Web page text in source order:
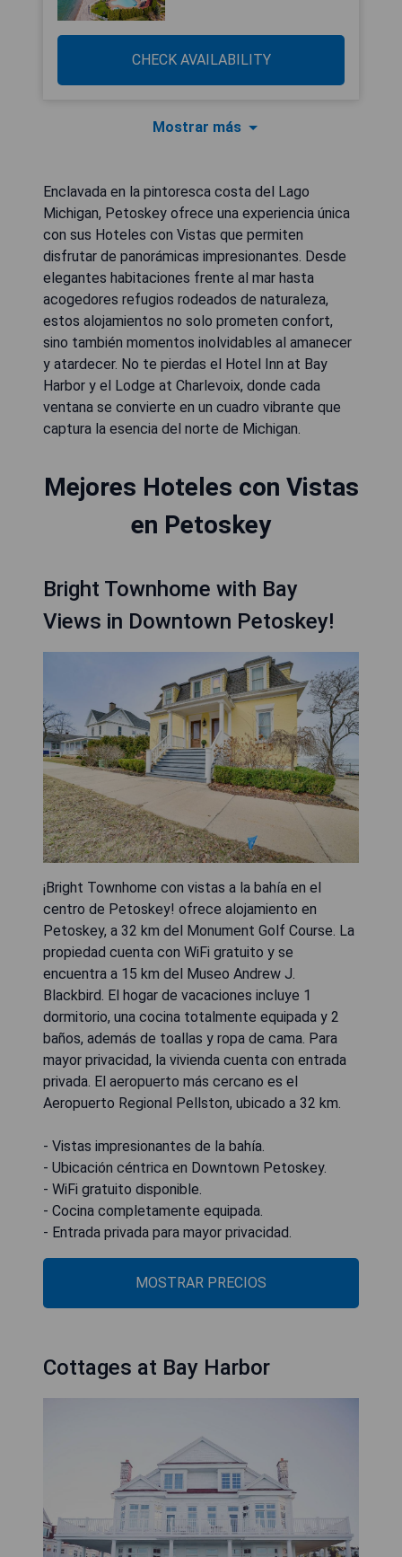
CHECK AVAILABILITY
Mostrar más
Enclavada en la pintoresca costa del Lago
Michigan, Petoskey ofrece una experiencia única
con sus Hoteles con Vistas que permiten
disfrutar de panorámicas impresionantes. Desde
elegantes habitaciones frente al mar hasta
acogedores refugios rodeados de naturaleza,
estos alojamientos no solo prometen confort,
sino también momentos inolvidables al amanecer
y atardecer. No te pierdas el Hotel Inn at Bay
Harbor y el Lodge at Charlevoix, donde cada
ventana se convierte en un cuadro vibrante que
captura la esencia del norte de Michigan.
Mejores Hoteles con Vistas
en Petoskey
Bright Townhome with Bay
Views in Downtown Petoskey!
¡Bright Townhome con vistas a la bahía en el
centro de Petoskey! ofrece alojamiento en
Petoskey, a 32 km del Monument Golf Course. La
propiedad cuenta con WiFi gratuito y se
encuentra a 15 km del Museo Andrew J.
Blackbird. El hogar de vacaciones incluye 1
dormitorio, una cocina totalmente equipada y 2
baños, además de toallas y ropa de cama. Para
mayor privacidad, la vivienda cuenta con entrada
privada. El aeropuerto más cercano es el
Aeropuerto Regional Pellston, ubicado a 32 km.
- Vistas impresionantes de la bahía.
- Ubicación céntrica en Downtown Petoskey.
- WiFi gratuito disponible.
- Cocina completamente equipada.
- Entrada privada para mayor privacidad.
MOSTRAR PRECIOS
Cottages at Bay Harbor